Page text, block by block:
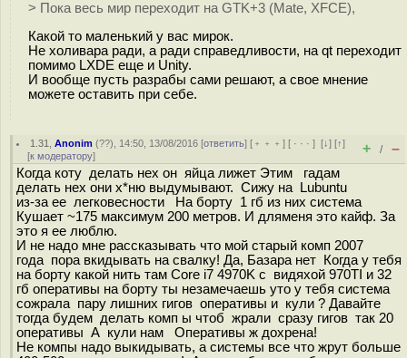
> Пока весь мир переходит на GTK+3 (Mate, XFCE),
Какой то маленький у вас мирок.
Не холивара ради, а ради справедливости, на qt переходит
помимо LXDE еще и Unity.
И вообще пусть разрабы сами решают, а свое мнение
можете оставить при себе.
1.31 ,Anonim (??), 14:50, 13/08/2016 [ответить] [ ﹢﹢﹢] [ · · ·][↓] [↑]
[к модератору] + / –
Когда коту делать нех он яйца лижет Этим гадам
делать нех они х*ню выдумывают. Сижу на Lubuntu
из-за ее легковесности На борту 1 гб из них система
Кушает ~175 максимум 200 метров. И дляменя это кайф. За
это я ее люблю.
И не надо мне рассказывать что мой старый комп 2007
года пора вкидывать на свалку! Да, Базара нет Когда у тебя
на борту какой нить там Core i7 4970K с видяхой 970TI и 32
гб оперативы на борту ты незамечаешь уто у тебя система
сожрала пару лишних гигов оперативы и кули ? Давайте
тогда будем делать комп ы чтоб жрали сразу гигов так 20
оперативы А кули нам Оперативы ж дохрена!
Не компы надо выкидывать, а системы все что жрут больше